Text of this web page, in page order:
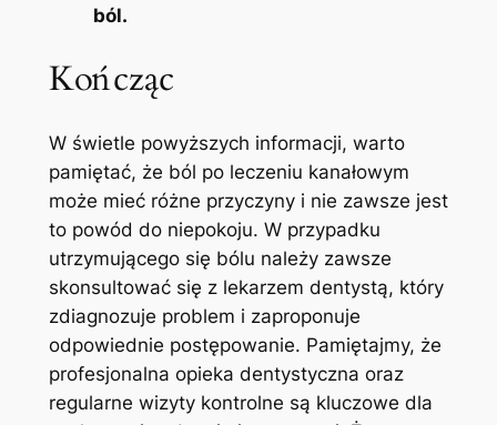
ból.
Kończąc
W świetle powyższych informacji, warto
pamiętać,‌ że​ ból po leczeniu kanałowym
może mieć różne przyczyny i ⁤nie zawsze ‍jest​
to ⁢powód ‍do​ niepokoju. W przypadku
‌utrzymującego ⁢się bólu ⁣należy ​zawsze
skonsultować się‍ z lekarzem dentystą, który
zdiagnozuje problem i zaproponuje
odpowiednie postępowanie. Pamiętajmy, że
‌profesjonalna opieka ⁣dentystyczna oraz
regularne wizyty⁤ kontrolne ⁤są kluczowe dla